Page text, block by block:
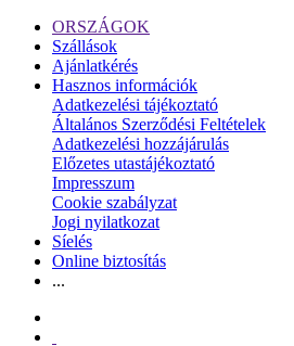
ORSZÁGOK
Szállások
Ajánlatkérés
Hasznos információk
Adatkezelési tájékoztató
Általános Szerződési Feltételek
Adatkezelési hozzájárulás
Előzetes utastájékoztató
Impresszum
Cookie szabályzat
Jogi nyilatkozat
Síelés
Online biztosítás
...